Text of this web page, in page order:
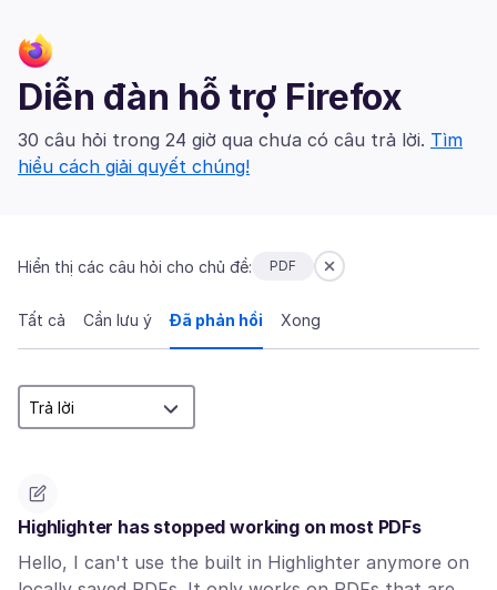
Diễn đàn hỗ trợ Firefox
30 câu hỏi trong 24 giờ qua chưa có câu trả lời. Tìm
hiểu cách giải quyết chúng!
Hiển thị các câu hỏi cho chủ đề: PDF
Tất cả Cần lưu ý Đã phản hồi Xong
Highlighter has stopped working on most PDFs
Hello, I can't use the built in Highlighter anymore on